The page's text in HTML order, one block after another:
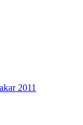
2011